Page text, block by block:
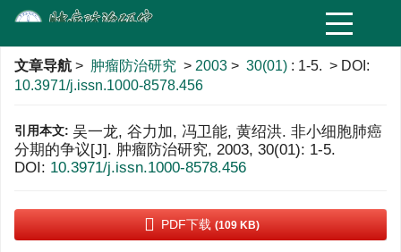
文章导航 > 肿瘤防治研究 > 2003 > 30(01) : 1-5. > DOI:
10.3971/j.issn.1000-8578.456
引用本文: 吴一龙, 谷力加, 冯卫能, 黄绍洪. 非小细胞肺癌
分期的争议[J]. 肿瘤防治研究, 2003, 30(01): 1-5.
DOI: 10.3971/j.issn.1000-8578.456
PDF下载 (109 KB)